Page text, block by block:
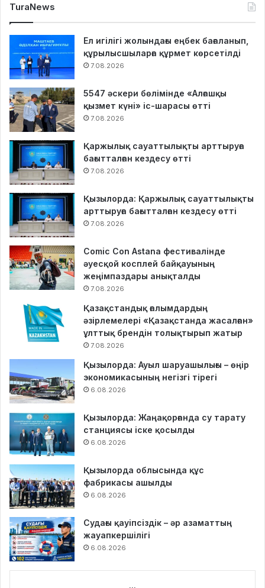
TuraNews
Ел игілігі жолындағы еңбек бағаланып,
құрылысшыларға құрмет көрсетілді
7.08.2026
5547 әскери бөлімінде «Алғашқы
қызмет күні» іс-шарасы өтті
7.08.2026
Қаржылық сауаттылықты арттыруға
бағытталған кездесу өтті
7.08.2026
Қызылорда: Қаржылық сауаттылықты
арттыруға бағытталған кездесу өтті
7.08.2026
Comic Con Astana фестивалінде
әуесқой косплей байқауының
жеңімпаздары анықталды
7.08.2026
Қазақстандық ғалымдардың
әзірлемелері «Қазақстанда жасалған»
ұлттық брендін толықтырып жатыр
7.08.2026
Қызылорда: Ауыл шаруашылығы – өңір
экономикасының негізгі тірегі
6.08.2026
Қызылорда: Жаңақорғанда су тарату
станциясы іске қосылды
6.08.2026
Қызылорда облысында құс
фабрикасы ашылды
6.08.2026
Судағы қауіпсіздік – әр азаматтың
жауапкершілігі
6.08.2026
...